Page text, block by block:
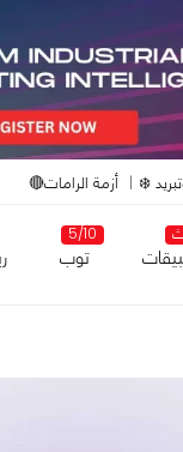
❄️ أزمة الرامات🔴
5/10
توب